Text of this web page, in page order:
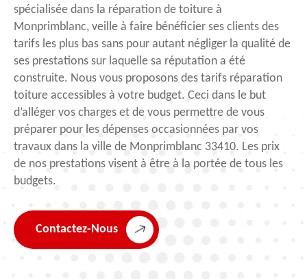
spécialisée dans la réparation de toiture à
Monprimblanc, veille à faire bénéficier ses clients des
tarifs les plus bas sans pour autant négliger la qualité de
ses prestations sur laquelle sa réputation a été
construite. Nous vous proposons des tarifs réparation
toiture accessibles à votre budget. Ceci dans le but
d’alléger vos charges et de vous permettre de vous
préparer pour les dépenses occasionnées par vos
travaux dans la ville de Monprimblanc 33410. Les prix
de nos prestations visent à être à la portée de tous les
budgets.
Contactez-Nous